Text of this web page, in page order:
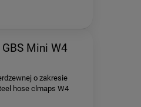
Mini W4
o zakresie
hose clmaps W4